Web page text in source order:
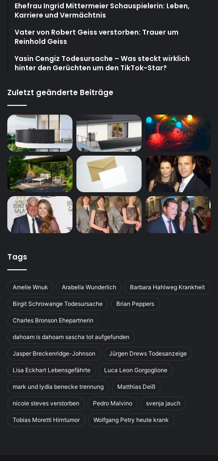
Ehefrau Ingrid Mittermeier Schauspielerin: Leben,
Karriere und Vermächtnis
Vater von Robert Geiss verstorben: Trauer um
Reinhold Geiss
Yasin Cengiz Todesursache – Was steckt wirklich
hinter den Gerüchten um den TikTok-Star?
Zuletzt geänderte Beiträge
Tags
Amelie Wnuk Arabella Wunderlich Barbara Hahlweg Krankheit
Birgit Schrowange Todesursache Brian Peppers
Charles Bronson Ehepartnerin
dahoam is dahoam sascha tot aufgefunden
Jasper Breckenridge-Johnson Jürgen Drews Todesanzeige
Lisa Eckhart Lebensgefährte Luca Leon Gorgoglione
mark und lydia benecke trennung Matthias Deiß
nicole steves verstorben Pedro Malvino svenja jauch
Tobias Moretti Hirntumor Wolfgang Petry heute krank